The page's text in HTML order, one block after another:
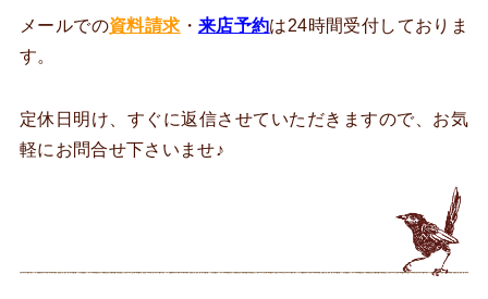
メールでの資料請求 ・ 来店予約は24時間受付しておりま
す。
定休日明け、すぐに返信させていただきますので、お気
軽にお問合せ下さいませ♪